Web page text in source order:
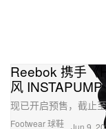
Footwear 球鞋
Reebok 携手《
风 INSTAPUMP
现已开启预售，截止